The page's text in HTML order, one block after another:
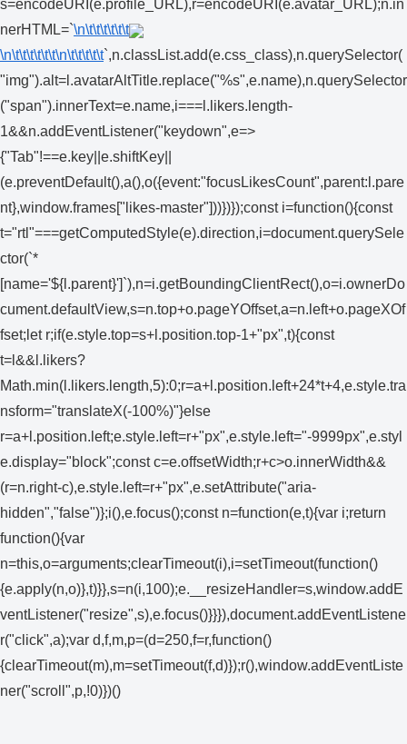
s=encodeURI(e.profile_URL),r=encodeURI(e.avatar_URL);n.in
nerHTML=`\n\t\t\t\t\t\t
\n\t\t\t\t\t\t\n\t\t\t\t\t`,n.classList.add(e.css_class),n.querySelector(
"img").alt=l.avatarAltTitle.replace("%s",e.name),n.querySelector
("span").innerText=e.name,i===l.likers.length-
1&&n.addEventListener("keydown",e=>
{"Tab"!==e.key||e.shiftKey||
(e.preventDefault(),a(),o({event:"focusLikesCount",parent:l.pare
nt},window.frames["likes-master"]))})});const i=function(){const
t="rtl"===getComputedStyle(e).direction,i=document.querySele
ctor(`*
[name='${l.parent}']`),n=i.getBoundingClientRect(),o=i.ownerDo
cument.defaultView,s=n.top+o.pageYOffset,a=n.left+o.pageXOf
fset;let r;if(e.style.top=s+l.position.top-1+"px",t){const
t=l&&l.likers?
Math.min(l.likers.length,5):0;r=a+l.position.left+24*t+4,e.style.tra
nsform="translateX(-100%)"}else
r=a+l.position.left;e.style.left=r+"px",e.style.left="-9999px",e.styl
e.display="block";const c=e.offsetWidth;r+c>o.innerWidth&&
(r=n.right-c),e.style.left=r+"px",e.setAttribute("aria-
hidden","false")};i(),e.focus();const n=function(e,t){var i;return
function(){var
n=this,o=arguments;clearTimeout(i),i=setTimeout(function()
{e.apply(n,o)},t)}},s=n(i,100);e.__resizeHandler=s,window.addE
ventListener("resize",s),e.focus()}}}),document.addEventListene
r("click",a);var d,f,m,p=(d=250,f=r,function()
{clearTimeout(m),m=setTimeout(f,d)});r(),window.addEventListe
ner("scroll",p,!0)})()